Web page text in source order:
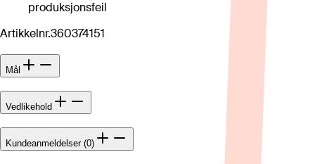
produksjonsfeil
Artikkelnr.360374151
Mål
Vedlikehold
Kundeanmeldelser (0)